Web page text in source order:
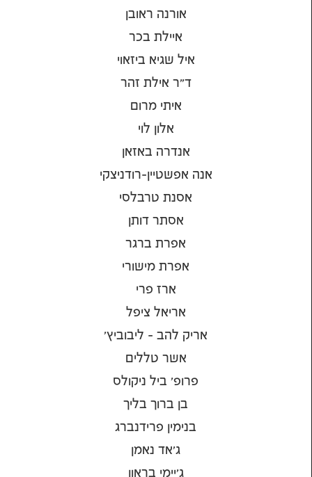
אורנה ראובן
איילת בכר
איל שגיא ביזאוי
ד"ר אילת זהר
איתי מרום
אלון לוי
אנדרה באזאן
אנה אפשטיין-רודניצקי
אסנת טרבלסי
אסתר דותן
אפרת ברגר
אפרת מישורי
ארז פרי
אריאל ציפל
אריק להב - ליבוביץ'
אשר טללים
פרופ' ביל ניקולס
בן ברוך בליך
בנימין פרידנברג
ג'אד נאמן
ג'יימי בראון